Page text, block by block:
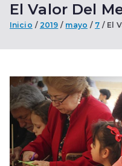
El Valor Del
Inicio 2019 mayo 7 El